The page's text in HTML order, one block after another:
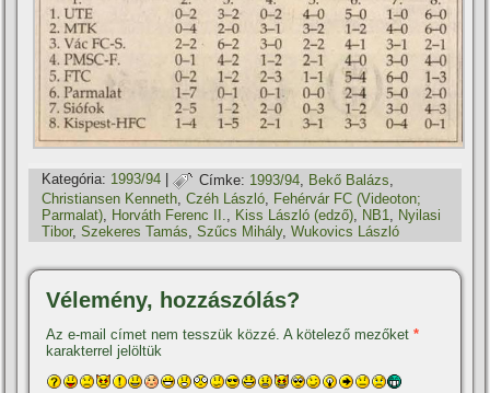
Kategória: 1993/94 | Címke: 1993/94 Bekő Balázs
Christiansen Kenneth,Czéh László, Fehérvár FC (Videoton;
Parmalat), Horváth Ferenc II., Kiss László (edző), NB1, Nyilasi
Tibor,Szekeres Tamás,Szűcs Mihály,Wukovics László
Vélemény, hozzászólás?
Az e-mail címet nem tesszük közzé. A kötelező mezőket*
karakterrel jelöltük